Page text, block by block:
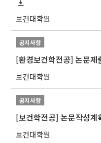
보건대학원
공지사항
[환경보건학전공] 논문제
보건대학원
공지사항
[보건학전공] 논문작성계
보건대학원